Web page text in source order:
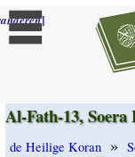
]
Al-Fath-13, Soera
de Heilige Koran »